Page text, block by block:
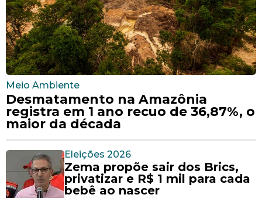
Meio Ambiente
Desmatamento na Amazônia
registra em 1 ano recuo de 36,87%, o
maior da década
Eleições 2026
Zema propõe sair dos Brics,
privatizar e R$ 1 mil para cada
bebê ao nascer